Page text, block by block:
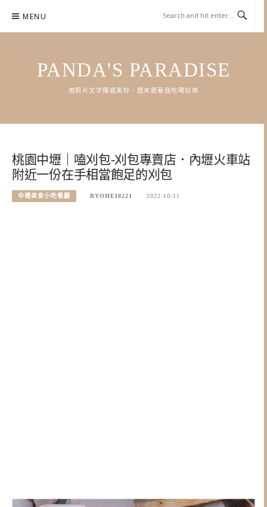
content
MENU
PANDA'S PARADISE
用照片文字傳遞美好．週末跟著我吃喝玩樂
桃園中壢｜嗑刈包-刈包專賣店．內壢火車站
附近一份在手相當飽足的刈包
中壢美食小吃餐廳 RYOHEI0221 2022-10-11